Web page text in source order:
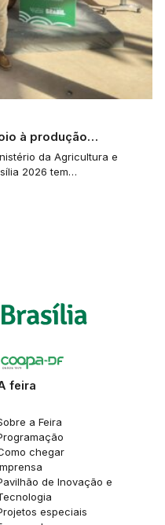
à produção…
da Agricultura e
2026 tem…
feira
a Feira
chegar
de Inovação e
especiais